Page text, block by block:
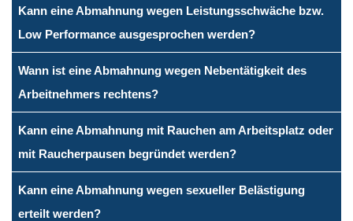
Kann eine Abmahnung wegen Leistungsschwäche bzw.
Low Performance ausgesprochen werden?
Wann ist eine Abmahnung wegen Nebentätigkeit des
Arbeitnehmers rechtens?
Kann eine Abmahnung mit Rauchen am Arbeitsplatz oder
mit Raucherpausen begründet werden?
Kann eine Abmahnung wegen sexueller Belästigung
erteilt werden?